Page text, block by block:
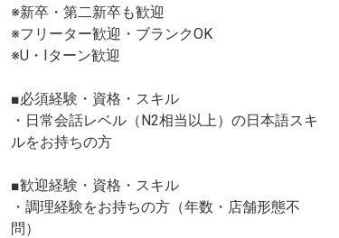
※新卒・第二新卒も歓迎
※フリーター歓迎・ブランクOK
※U・Iターン歓迎
■必須経験・資格・スキル
・日常会話レベル（N2相当以上）の日本語スキ
ルをお持ちの方
■歓迎経験・資格・スキル
・調理経験をお持ちの方（年数・店舗形態不
問）